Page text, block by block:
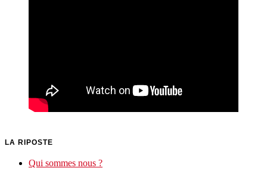
LA RIPOSTE
Qui sommes nous ?